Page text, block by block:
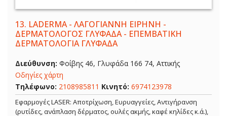
13. LADERMA - ΛΑΓΟΓΙΑΝΝΗ ΕΙΡΗΝΗ -
ΔΕΡΜΑΤΟΛΟΓΟΣ ΓΛΥΦΑΔΑ - ΕΠΕΜΒΑΤΙΚΗ
ΔΕΡΜΑΤΟΛΟΓΙΑ ΓΛΥΦΑΔΑ
Διεύθυνση: Φοίβης 46, Γλυφάδα 166 74, Αττικής
Οδηγίες χάρτη
Τηλέφωνο: 2108985811 Κινητό: 6974123978
Εφαρμογές LASER: Αποτρίχωση, Ευρυαγγείες, Αντιγήρανση
(ρυτίδες, ανάπλαση δέρματος, ουλές ακμής, καφέ κηλίδες κ.ά.),